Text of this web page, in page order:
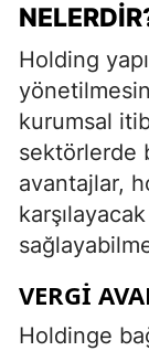
Holding
kurumsal
sektörlerde
avantajlar,
VERGI
Holdinge